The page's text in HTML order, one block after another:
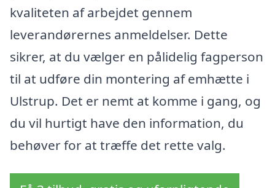
kvaliteten af arbejdet gennem
leverandørernes anmeldelser. Dette
sikrer, at du vælger en pålidelig fagperson
til at udføre din montering af emhætte i
Ulstrup. Det er nemt at komme i gang, og
du vil hurtigt have den information, du
behøver for at træffe det rette valg.